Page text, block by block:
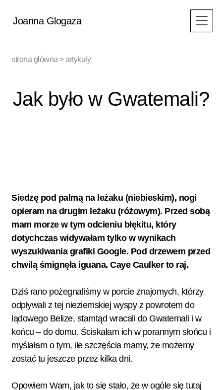
Joanna Glogaza
strona główna >artykuły
Jak było w Gwatemali?
Siedzę pod palmą na leżaku (niebieskim), nogi
opieram na drugim leżaku (różowym). Przed sobą
mam morze w tym odcieniu błękitu, który
dotychczas widywałam tylko w wynikach
wyszukiwania grafiki Google. Pod drzewem przed
chwilą śmignęła iguana. Caye Caulker to raj.
Dziś rano pożegnaliśmy w porcie znajomych, którzy
odpływali z tej nieziemskiej wyspy z powrotem do
lądowego Belize, stamtąd wracali do Gwatemali i w
końcu – do domu. Ściskałam ich w porannym słońcu i
myślałam o tym, ile szczęścia mamy, że możemy
zostać tu jeszcze przez kilka dni.
Opowiem Wam, jak to się stało, że w ogóle się tutaj